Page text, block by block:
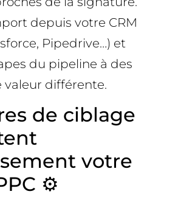
depuis votre CRM
Pipedrive…) et
du pipeline à des
valeur différente.
de ciblage
votre
⚙️